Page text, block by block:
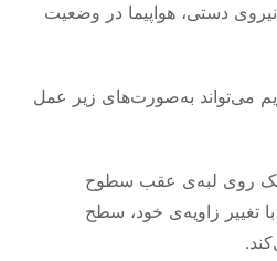
دستی، هواپیما در وضعیت
می‌تواند به‌صورت‌های زیر عمل
روی لبه‌ی عقب سطوح
با تغییر زاویه‌ی خود، سطح